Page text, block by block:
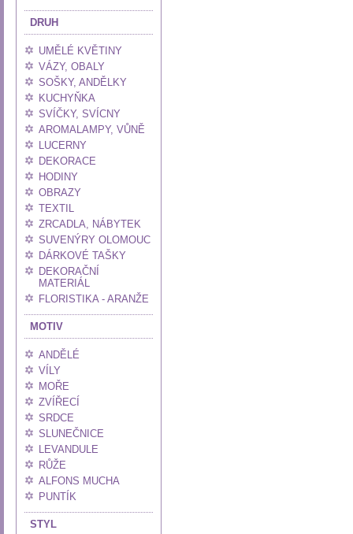
DRUH
UMĚLÉ KVĚTINY
VÁZY, OBALY
SOŠKY, ANDĚLKY
KUCHYŇKA
SVÍČKY, SVÍCNY
AROMALAMPY, VŮNĚ
LUCERNY
DEKORACE
HODINY
OBRAZY
TEXTIL
ZRCADLA, NÁBYTEK
SUVENÝRY OLOMOUC
DÁRKOVÉ TAŠKY
DEKORAČNÍ
MATERIÁL
FLORISTIKA - ARANŽE
MOTIV
ANDĚLÉ
VÍLY
MOŘE
ZVÍŘECÍ
SRDCE
SLUNEČNICE
LEVANDULE
RŮŽE
ALFONS MUCHA
PUNTÍK
STYL